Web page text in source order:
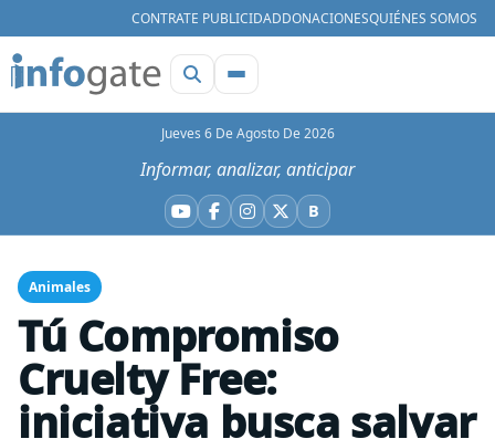
CONTRATE PUBLICIDADDONACIONESQUIÉNES SOMOS
Jueves 6 De Agosto De 2026
Informar, analizar, anticipar
YouTube
Facebook
Instagram
X BBluesky
Animales
Tú Compromiso
Cruelty Free:
iniciativa busca salvar